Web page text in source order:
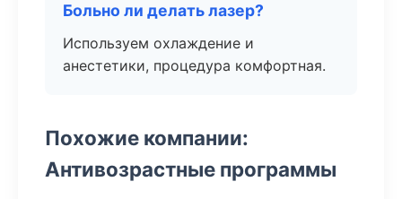
Больно ли делать лазер?
Используем охлаждение и
анестетики, процедура комфортная.
Похожие компании:
Антивозрастные программы